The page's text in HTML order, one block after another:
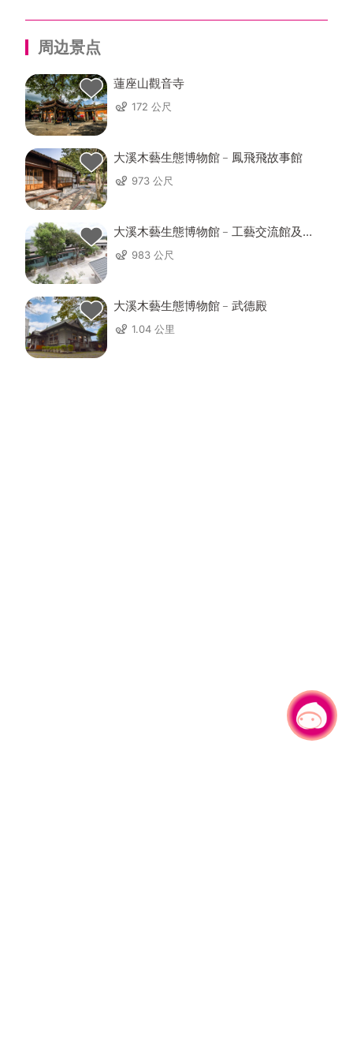
周边景点
蓮座山觀音寺
172 公尺
大溪木藝生態博物館﹣鳳飛飛故事館
973 公尺
大溪木藝生態博物館﹣工藝交流館及工
藝基地983 公尺
大溪木藝生態博物館﹣武德殿
1.04 公里